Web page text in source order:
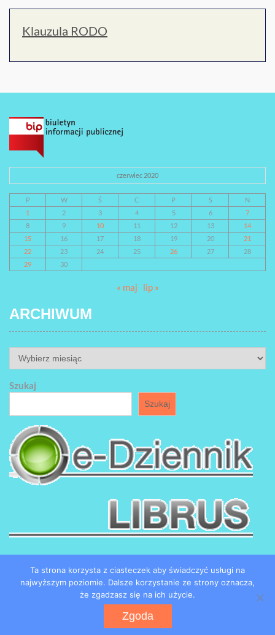
Klauzula RODO
czerwiec 2020
P W Ś C P S
N
1
2 3 4 5 6
7
8
9 10 11 12 13
14
15
16 17 18 19 20
21
22
23 24 25 26 27
28
29
30
« maj lip »
ARCHIWUM
ARCHIWUM
Szukaj
Szukaj
Copyright by SP184 w Łodzi
WEN Associate by
Ta strona korzysta z ciasteczek aby świadczyć usługi na
najwyższym poziomie. Dalsze korzystanie ze strony oznacza,
że zgadzasz się na ich użycie.
Zgoda